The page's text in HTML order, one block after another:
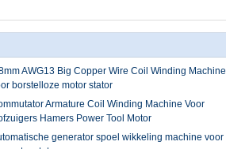
AWG13 Big Copper Wire Coil Winding Machine
borstelloze motor stator
Armature Coil Winding Machine Voor
Hamers Power Tool Motor
generator spoel wikkeling machine voor